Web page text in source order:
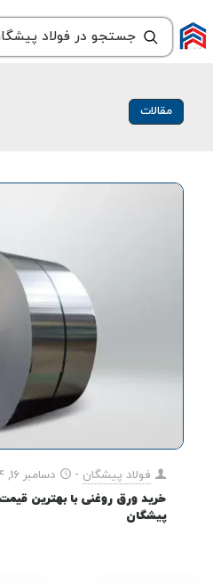
مقالات
فولاد پیشگان -
دسامبر 16, 2024
خرید ورق روغنی با بهترین
پیشگان